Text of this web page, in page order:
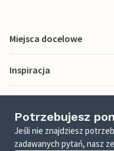
Miejsca docelowe
Inspiracja
Potrzebujesz
Jeśli nie znajdziesz
zadawanych pytań, nasz